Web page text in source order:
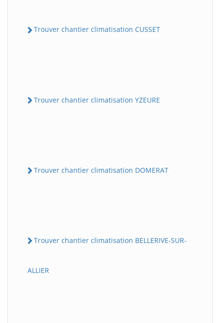
Trouver chantier climatisation CUSSET
Trouver chantier climatisation YZEURE
Trouver chantier climatisation DOMERAT
Trouver chantier climatisation BELLERIVE-SUR-
ALLIER